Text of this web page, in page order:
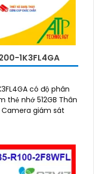
1K3FL4GA
có độ phân
thẻ nhớ 512GB Thân
giám sát